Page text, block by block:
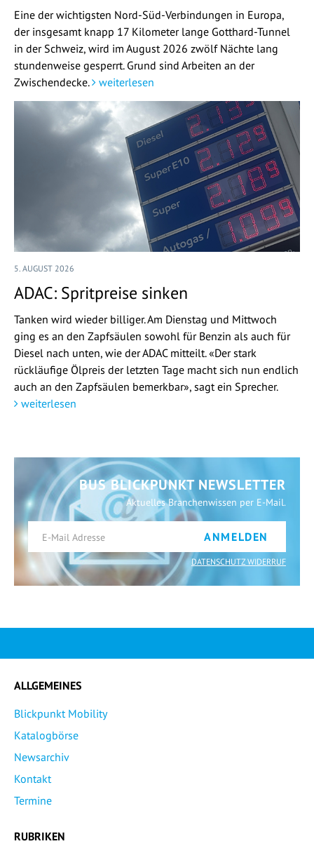
Eine der wichtigsten Nord-Süd-Verbindungen in Europa,
der insgesamt knapp 17 Kilometer lange Gotthard-Tunnel
in der Schweiz, wird im August 2026 zwölf Nächte lang
stundenweise gesperrt. Grund sind Arbeiten an der
Zwischendecke.
weiterlesen
5. AUGUST 2026
ADAC: Spritpreise sinken
Tanken wird wieder billiger. Am Dienstag und Mittwoch
ging es an den Zapfsäulen sowohl für Benzin als auch für
Diesel nach unten, wie der ADAC mitteilt. «Der stark
rückläufige Ölpreis der letzten Tage macht sich nun endlich
auch an den Zapfsäulen bemerkbar», sagt ein Sprecher.
weiterlesen
BUS BLICKPUNKT NEWSLETTER
Aktuelles Branchenwissen per E-Mail.
ANMELDEN
DATENSCHUTZ WIDERRUF
ALLGEMEINES
Blickpunkt Mobility
Katalogbörse
Newsarchiv
Kontakt
Termine
RUBRIKEN